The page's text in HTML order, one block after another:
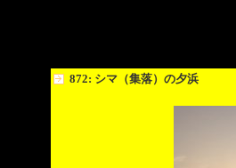
872: シマ（集落）の夕浜